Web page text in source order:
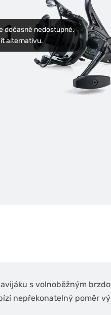
dočasně nedostupné.
alternativu.
s volnoběžným
nepřekonatelný poměr